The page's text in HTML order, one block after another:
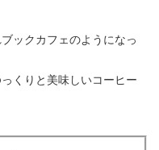
ックカフェのようになっ
くりと美味しいコーヒー